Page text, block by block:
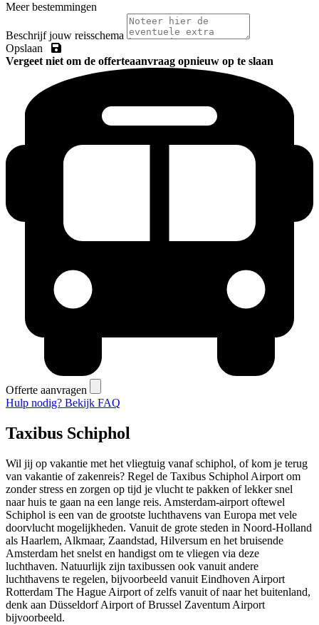
Meer bestemmingen
Beschrijf jouw reisschema
Opslaan
Vergeet niet om de offerteaanvraag opnieuw op te slaan
Offerte aanvragen
Hulp nodig? Bekijk FAQ
Taxibus Schiphol
Wil jij op vakantie met het vliegtuig vanaf schiphol, of kom je terug
van vakantie of zakenreis? Regel de Taxibus Schiphol Airport om
zonder stress en zorgen op tijd je vlucht te pakken of lekker snel
naar huis te gaan na een lange reis. Amsterdam-airport oftewel
Schiphol is een van de grootste luchthavens van Europa met vele
doorvlucht mogelijkheden. Vanuit de grote steden in Noord-Holland
als Haarlem, Alkmaar, Zaandstad, Hilversum en het bruisende
Amsterdam het snelst en handigst om te vliegen via deze
luchthaven. Natuurlijk zijn taxibussen ook vanuit andere
luchthavens te regelen, bijvoorbeeld vanuit Eindhoven Airport
Rotterdam The Hague Airport of zelfs vanuit of naar het buitenland,
denk aan Düsseldorf Airport of Brussel Zaventum Airport
bijvoorbeeld.